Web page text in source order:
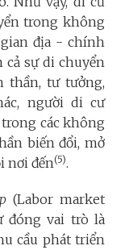
trong không
địa - chính
sự di chuyển
thần, tư tưởng,
người di cư
các không
biến đổi, mở
nơi đến(5).
(Labor market
đóng vai trò là
cầu phát triển